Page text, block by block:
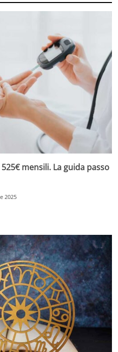
mensili. La guida passo
2025